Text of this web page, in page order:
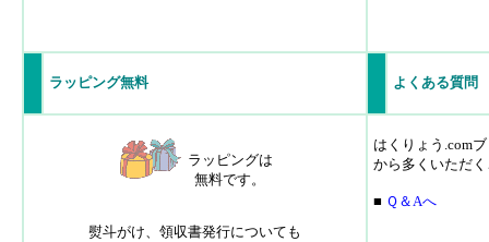
ラッピング無料 よくある質問
ラッピングは
無料です。
熨斗がけ、領収書発行についても
はくりょう.com
から多くいただ
■ Ｑ＆Aへ